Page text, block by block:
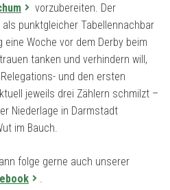
vorzubereiten. Der
punktgleicher Tabellennachbar
eine Woche vor dem Derby beim
tanken und verhindern will,
und den ersten
jeweils drei Zählern schmilzt –
Niederlage in Darmstadt
im Bauch.
folge gerne auch unserer